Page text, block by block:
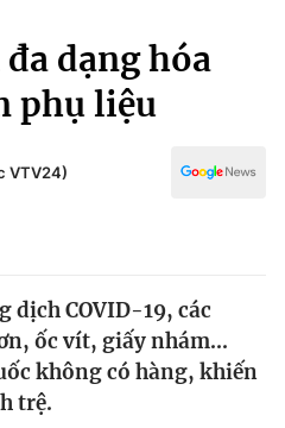
dạng hóa
phụ liệu
VTV24)
dịch COVID-19, các
ốc vít, giấy nhám...
không có hàng, khiến
trệ.